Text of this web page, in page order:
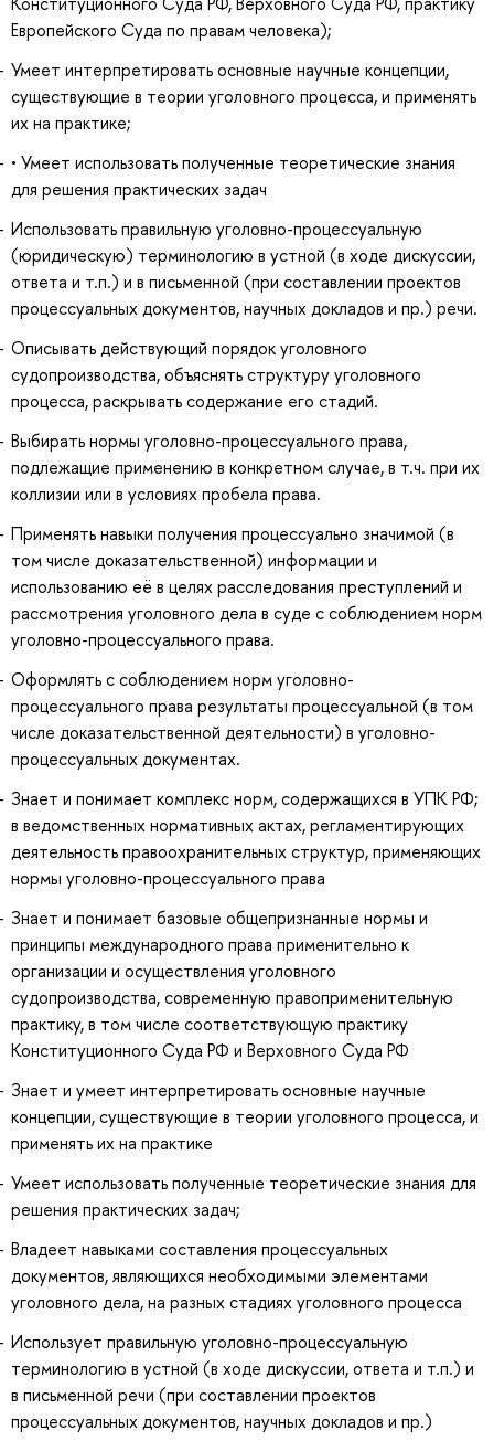
Европейского Суда по правам человека);
Умеет интерпретировать основные научные концепции,
существующие в теории уголовного процесса, и применять
их на практике;
• Умеет использовать полученные теоретические знания
для решения практических задач
Использовать правильную уголовно-процессуальную
(юридическую) терминологию в устной (в ходе дискуссии,
ответа и т.п.) и в письменной (при составлении проектов
процессуальных документов, научных докладов и пр.) речи.
Описывать действующий порядок уголовного
судопроизводства, объяснять структуру уголовного
процесса, раскрывать содержание его стадий.
Выбирать нормы уголовно-процессуального права,
подлежащие применению в конкретном случае, в т.ч. при их
коллизии или в условиях пробела права.
Применять навыки получения процессуально значимой (в
том числе доказательственной) информации и
использованию её в целях расследования преступлений и
рассмотрения уголовного дела в суде с соблюдением норм
уголовно-процессуального права.
Оформлять с соблюдением норм уголовно-
процессуального права результаты процессуальной (в том
числе доказательственной деятельности) в уголовно-
процессуальных документах.
Знает и понимает комплекс норм, содержащихся в УПК РФ;
в ведомственных нормативных актах, регламентирующих
деятельность правоохранительных структур, применяющих
нормы уголовно-процессуального права
Знает и понимает базовые общепризнанные нормы и
принципы международного права применительно к
организации и осуществления уголовного
судопроизводства, современную правоприменительную
практику, в том числе соответствующую практику
Конституционного Суда РФ и Верховного Суда РФ
Знает и умеет интерпретировать основные научные
концепции, существующие в теории уголовного процесса, и
применять их на практике
Умеет использовать полученные теоретические знания для
решения практических задач;
Владеет навыками составления процессуальных
документов, являющихся необходимыми элементами
уголовного дела, на разных стадиях уголовного процесса
Использует правильную уголовно-процессуальную
терминологию в устной (в ходе дискуссии, ответа и т.п.) и
в письменной речи (при составлении проектов
процессуальных документов, научных докладов и пр.)